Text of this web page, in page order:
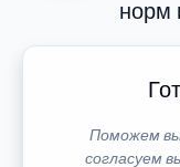
норм
Поможем
согласуем